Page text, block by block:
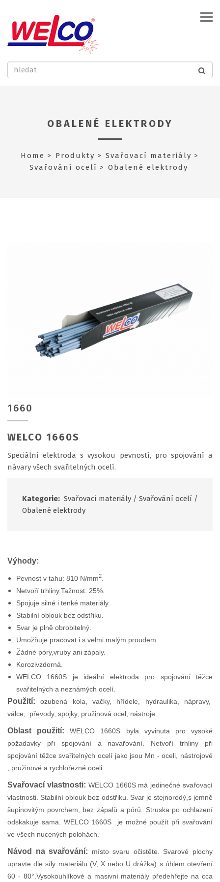
OBALENÉ ELEKTRODY
Home Produkty
Svařovací materiály
Svařování ocelí
Obalené elektrody
1660
WELCO 1660S
Speciální elektroda s vysokou pevností, pro spojování a
návary všech svařitelných ocelí.
Kategorie: Svařovací materiály / Svařování ocelí /
Obalené elektrody
Výhody:
Pevnost v tahu: 810 N/mm2
Netvoří trhliny.Tažnost: 25%.
Spojuje silné i tenké materiály.
Stabilní oblouk bez odstřiku.
Svar je plně obrobitelný.
Umožňuje pracovat i s velmi malým proudem.
Žádné póry,vruby ani zápaly.
Korozivzdorná.
WELCO 1660S je ideální elektroda pro spojování těžce
svařitelných a neznámých ocelí.
Použití: ozubená kola, vačky, hřídele, hydraulika, nápravy,
válce, převody, spojky, pružinová ocel, nástroje.
Oblast použití: WELCO 1660S byla vyvinuta pro vysoké
požadavky při spojování a navařování. Netvoří trhliny při
spojování těžce svařitelných ocelí jako jsou Mn - oceli, nástrojové
, pružinové a rychlořezné oceli.
Svařovací vlastnosti: WELCO 1660S má jedinečné svařovací
vlastnosti. Stabilní oblouk bez odstřiku. Svar je stejnorodý,s jemně
šupinovitým povrchem, bez zápalů a pórů. Struska po ochlazení
odskakuje sama. WELCO 1660S je možné použít při svařování
ve všech nucených polohách.
Návod na svařování:
místo svaru očistěte. Svarové plochy
upravte dle síly materiálu (V, X nebo U drážka) s úhlem otevření
60 - 80°.Vysokouhlíkové a masivní materiály předehřejte na cca